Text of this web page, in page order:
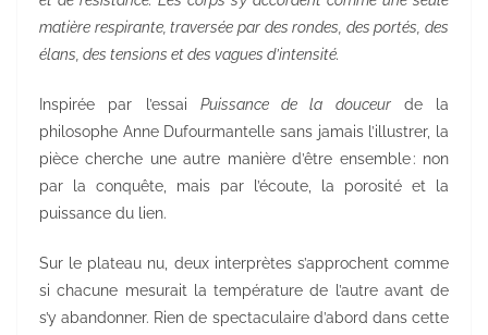
matière respirante, traversée par des rondes, des portés, des
élans, des tensions et des vagues d’intensité.
Inspirée par l’essai Puissance de la douceurde la
philosophe Anne Dufourmantelle sans jamais l’illustrer, la
pièce cherche une autre manière d’être ensemble : non
par la conquête, mais par l’écoute, la porosité et la
puissance du lien.
Sur le plateau nu, deux interprètes s’approchent comme
si chacune mesurait la température de l’autre avant de
s’y abandonner. Rien de spectaculaire d’abord dans cette